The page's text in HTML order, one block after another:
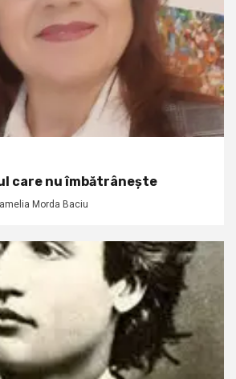
care nu îmbătrânește
Morda Baciu